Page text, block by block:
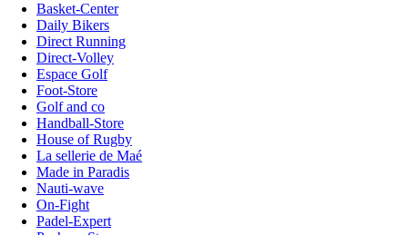
Basket-Center
Daily Bikers
Direct Running
Direct-Volley
Espace Golf
Foot-Store
Golf and co
Handball-Store
House of Rugby
La sellerie de Maé
Made in Paradis
Nauti-wave
On-Fight
Padel-Expert